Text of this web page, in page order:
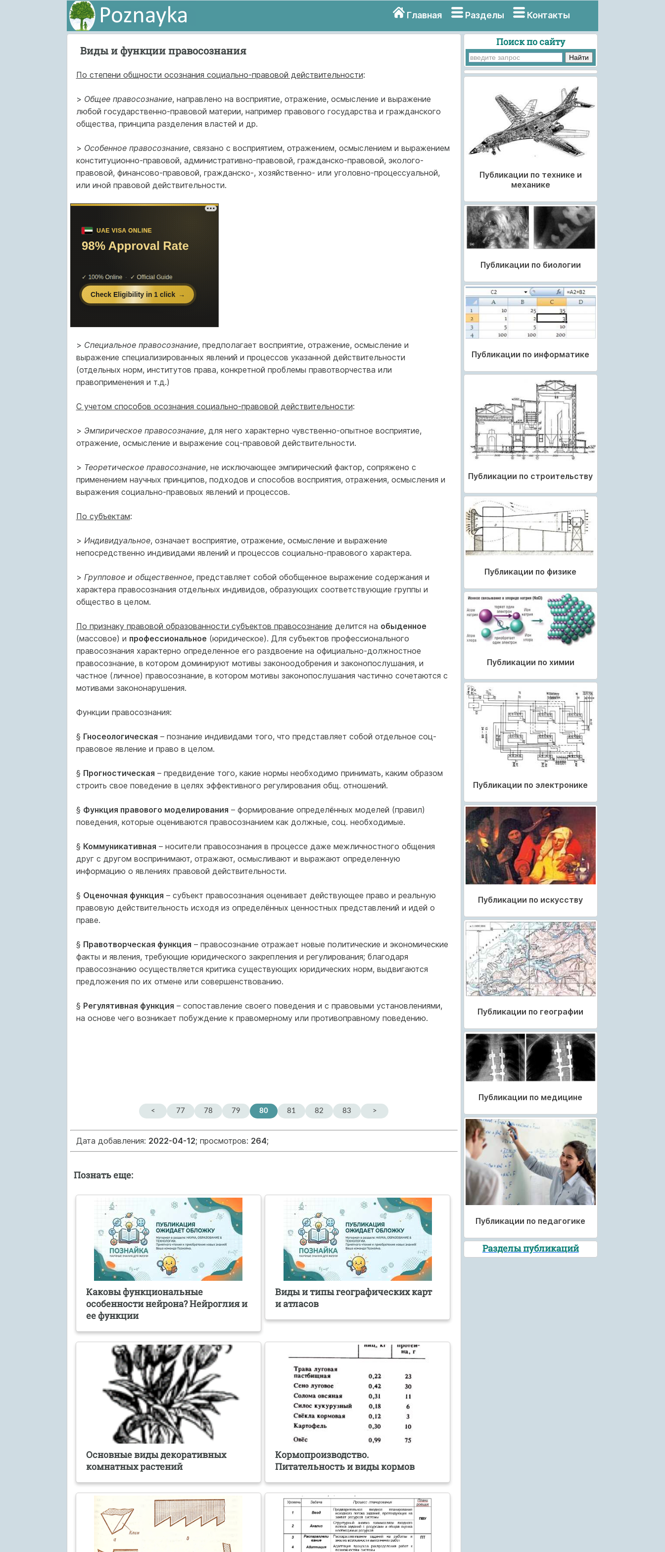
Главная Разделы Контакты
Виды и функции правосознания
По степени общности осознания социально-правовой действительности:
> Общее правосознание, направлено на восприятие, отражение, осмысление и выражение
любой государственно-правовой материи, например правового государства и гражданского
общества, принципа разделения властей и др.
> Особенное правосознание, связано с восприятием, отражением, осмыслением и выражением
конституционно-правовой, административно-правовой, гражданско-правовой, эколого-
правовой, финансово-правовой, гражданско-, хозяйственно- или уголовно-процессуальной,
или иной правовой действительности.
> Специальное правосознание, предполагает восприятие, отражение, осмысление и
выражение специализированных явлений и процессов указанной действительности
(отдельных норм, институтов права, конкретной проблемы правотворчества или
правоприменения и т.д.)
С учетом способов осознания социально-правовой действительности:
> Эмпирическое правосознание, для него характерно чувственно-опытное восприятие,
отражение, осмысление и выражение соц-правовой действительности.
> Теоретическое правосознание, не исключающее эмпирический фактор, сопряжено с
применением научных принципов, подходов и способов восприятия, отражения, осмысления и
выражения социально-правовых явлений и процессов.
По субъектам:
> Индивидуальное, означает восприятие, отражение, осмысление и выражение
непосредственно индивидами явлений и процессов социально-правового характера.
> Групповое и общественное, представляет собой обобщенное выражение содержания и
характера правосознания отдельных индивидов, образующих соответствующие группы и
общество в целом.
По признаку правовой образованности субъектов правосознание делится на обыденное
(массовое) и профессиональное (юридическое). Для субъектов профессионального
правосознания характерно определенное его раздвоение на официально-должностное
правосознание, в котором доминируют мотивы законоодобрения и законопослушания, и
частное (личное) правосознание, в котором мотивы законопослушания частично сочетаются с
мотивами закононарушения.
Функции правосознания:
§ Гносеологическая – познание индивидами того, что представляет собой отдельное соц-
правовое явление и право в целом.
§ Прогностическая – предвидение того, какие нормы необходимо принимать, каким образом
строить свое поведение в целях эффективного регулирования общ. отношений.
§ Функция правового моделирования – формирование определённых моделей (правил)
поведения, которые оцениваются правосознанием как должные, соц. необходимые.
§ Коммуникативная – носители правосознания в процессе даже межличностного общения
друг с другом воспринимают, отражают, осмысливают и выражают определенную
информацию о явлениях правовой действительности.
§ Оценочная функция – субъект правосознания оценивает действующее право и реальную
правовую действительность исходя из определённых ценностных представлений и идей о
праве.
§ Правотворческая функция – правосознание отражает новые политические и экономические
факты и явления, требующие юридического закрепления и регулирования; благодаря
правосознанию осуществляется критика существующих юридических норм, выдвигаются
предложения по их отмене или совершенствованию.
§ Регулятивная функция – сопоставление своего поведения и с правовыми установлениями,
на основе чего возникает побуждение к правомерному или противоправному поведению.
< 77 78 79 80 81 82 83 >
Дата добавления: 2022-04-12; просмотров: 264;
Познать еще:
Каковы функциональные
особенности нейрона? Нейроглия и
ее функции
Виды и типы географических карт
и атласов
Основные виды декоративных
комнатных растений
Кормопроизводство.
Питательность и виды кормов
Поиск по сайту
Публикации по технике и
механике
Публикации по биологии
Публикации по информатике
Публикации по строительству
Публикации по физике
Публикации по химии
Публикации по электронике
Публикации по искусству
Публикации по географии
Публикации по медицине
Публикации по педагогике
Разделы публикаций